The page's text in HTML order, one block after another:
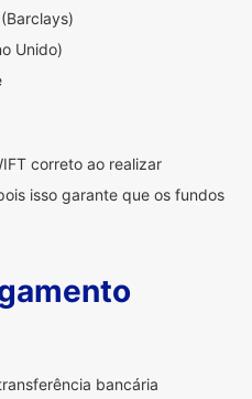
Unido)
correto ao realizar
isso garante que os fundos
bancária